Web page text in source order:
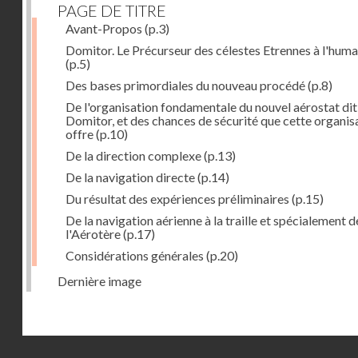
PAGE DE TITRE
Avant-Propos (p.3)
Domitor. Le Précurseur des célestes Etrennes à
(p.5)
Des bases primordiales du nouveau procédé(p.8)
De l'organisation fondamentale du nouvel aérostat dit
Domitor, et des chances de sécurité que cette
offre(p.10)
De la direction complexe(p.13)
De la navigation directe(p.14)
Du résultat des expériences préliminaires (p.15)
De la navigation aérienne à la traille et spécialement
l'Aérotère(p.17)
Considérations générales (p.20)
Dernière image